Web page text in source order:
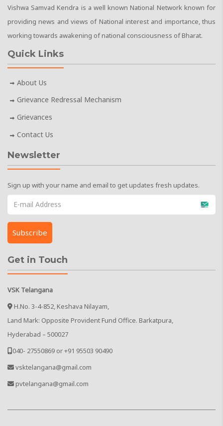
Vishwa Samvad Kendra is a well known National Network known for
providing news and views of National interest and importance, thus
working towards awakening of national consciousness of Bharat.
Quick Links
About Us
Grievance Redressal Mechanism
Grievances
Contact Us
Newsletter
Sign up with your name and email to get updates fresh updates.
Get in Touch
VSK Telangana
H.No. 3-4-852, Keshava Nilayam,
Land Mark: Opposite Provident Fund Office. Barkatpura,
Hyderabad – 500027
040- 27550869 or +91 95503 90490
vsktelangana@gmail.com
pvtelangana@gmail.com